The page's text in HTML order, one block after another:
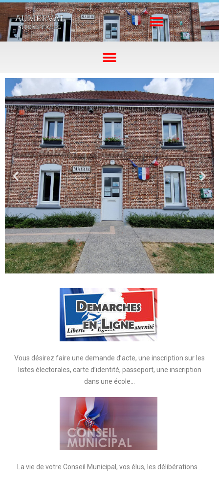
Vous désirez faire une demande d’acte, une inscription sur les
listes électorales, carte d’identité, passeport, une inscription
dans une école…
La vie de votre Conseil Municipal, vos élus, les délibérations…